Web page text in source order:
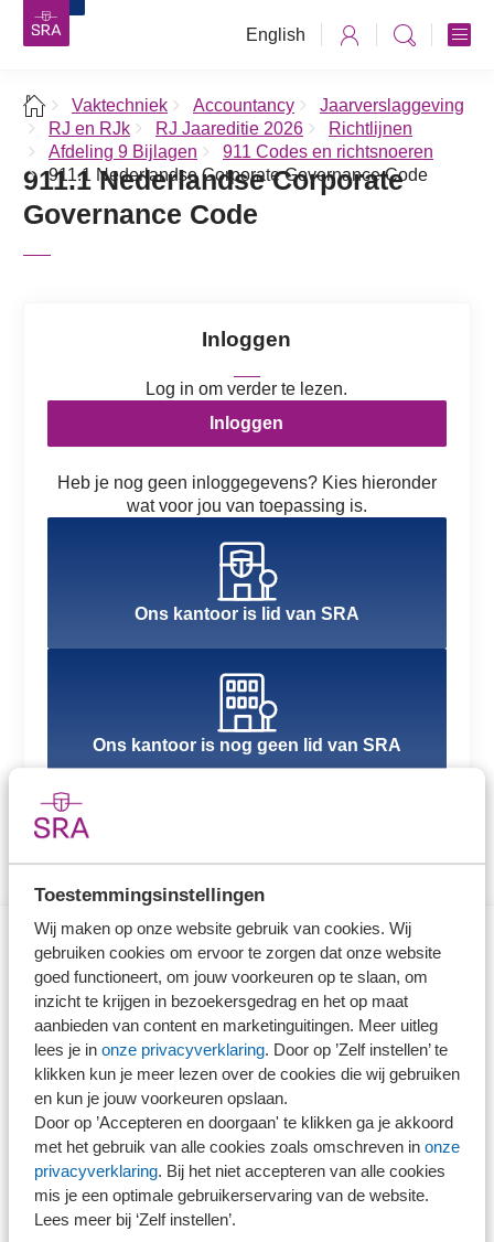
Toestemmingsinstellingen
Wij maken op onze website gebruik van cookies. Wij
gebruiken cookies om ervoor te zorgen dat onze website
goed functioneert, om jouw voorkeuren op te slaan, om
inzicht te krijgen in bezoekersgedrag en het op maat
aanbieden van content en marketinguitingen. Meer uitleg
lees je in onze privacyverklaring. Door op ’Zelf instellen’ te
klikken kun je meer lezen over de cookies die wij gebruiken
en kun je jouw voorkeuren opslaan.
Door op ’Accepteren en doorgaan' te klikken ga je akkoord
met het gebruik van alle cookies zoals omschreven in onze
privacyverklaring. Bij het niet accepteren van alle cookies
mis je een optimale gebruikerservaring van de website.
Lees meer bij ‘Zelf instellen’.
English
Vaktechniek Accountancy
Jaarverslaggeving
RJ en RJk
RJ Jaareditie 2026
Richtlijnen
Afdeling 9 Bijlagen
911 Codes en richtsnoeren
911.1 Nederlandse Corporate Governance Code
911.1 Nederlandse Corporate
Governance Code
Inloggen
Log in om verder te lezen.
Inloggen
Heb je nog geen inloggegevens? Kies hieronder
wat voor jou van toepassing is.
Ons kantoor is lid van SRA
Ons kantoor is nog geen lid van SRA
Direct naar
Stel je vaktechnische vraag
Branche in Zicht
Dossiers
Kantoorvinder
Nieuwsbank
Handige links